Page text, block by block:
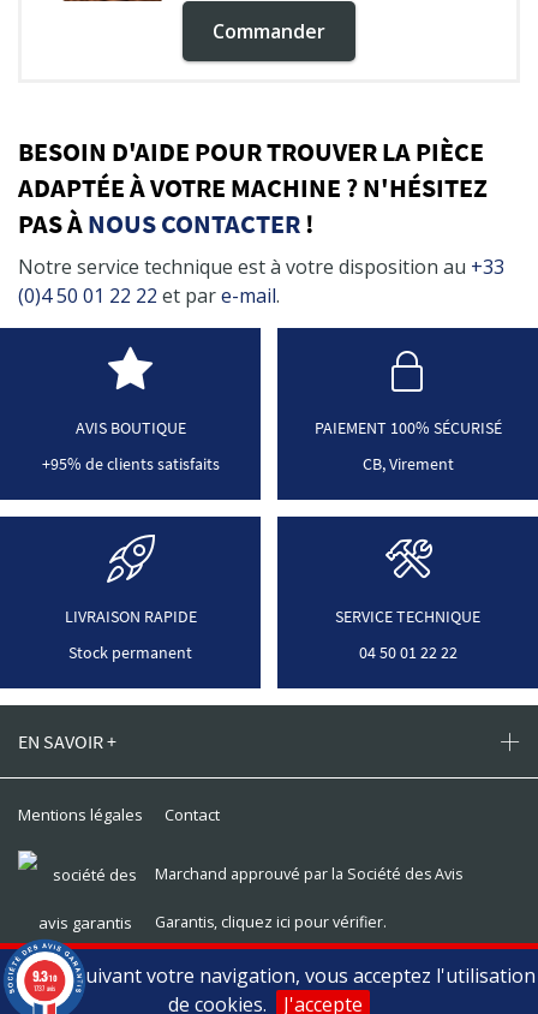
En poursuivant votre navigation, vous acceptez l'utilisation
de cookies.
J'accepte
Commander
BESOIN D'AIDE POUR TROUVER LA PIÈCE
ADAPTÉE À VOTRE MACHINE ? N'HÉSITEZ
PAS ÀNOUS CONTACTER!
Notre service technique est à votre disposition au +33
(0)4 50 01 22 22 et pare-mail.
AVIS BOUTIQUE
+95% de clients satisfaits
PAIEMENT 100% SÉCURISÉ
CB, Virement
LIVRAISON RAPIDE
Stock permanent
SERVICE TECHNIQUE
04 50 01 22 22
EN SAVOIR +
Mentions légales Contact
Marchand approuvé par la Société des Avis
Garantis, cliquez ici pour vérifier.
Toomat © 2026, tous droits réservés
9.3/10
1737 avis